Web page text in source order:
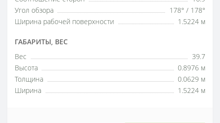
Угол обзора
178° / 178°
Ширина рабочей поверхности
1.5224 м
ГАБАРИТЫ, ВЕС
Вес
39.7
Высота
0.8976 м
Толщина
0.0629 м
Ширина
1.5224 м